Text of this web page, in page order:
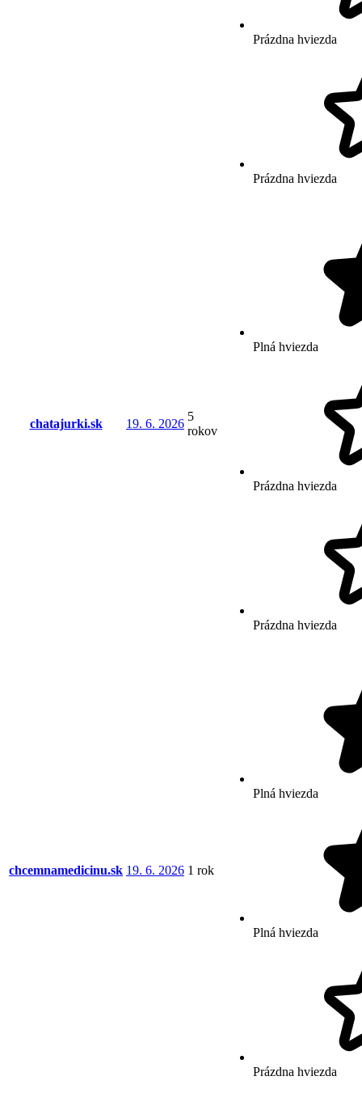
Prázdna hviezda
Prázdna hviezda
chatajurki.sk 19. 6. 2026
5
rokov
Plná hviezda
Prázdna hviezda
Prázdna hviezda
chcemnamedicinu.sk 19. 6. 2026 1 rok
Plná hviezda
Plná hviezda
Prázdna hviezda